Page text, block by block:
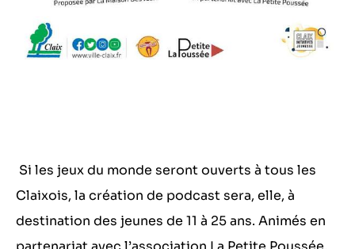
Si les jeux du monde seront ouverts à tous les
Claixois, la création de podcast sera, elle, à
destination des jeunes de 11 à 25 ans. Animés en